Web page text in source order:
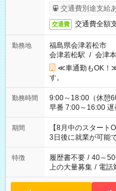
交通費別途支給
交通費 交通費全額
勤務地
福島県会津若松市
会津若松駅 / 会津
≪車通勤もOK！
す。
勤務時間
9:00～18:00（休憩60分） ■ご希望があれば下記
早番 7:00～16:00 遅番
と休みを合わせた
「できれば残業は
ね。 ※Wワーク希望の方へ 今ご覧のお仕事で希望する勤務時間
と、もう1つのお仕
合は応募できません
期間
【8月中のスター
3日後に就業が可能
特徴 履歴書不要 / 40～
上の大量募集 / 電話